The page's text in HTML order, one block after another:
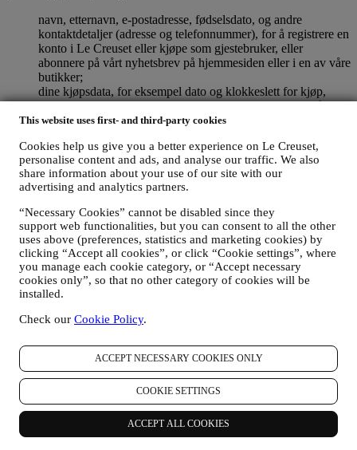
This website uses first- and third-party cookies
Cookies help us give you a better experience on Le Creuset,
personalise content and ads, and analyse our traffic. We also
share information about your use of our site with our
advertising and analytics partners.
“Necessary Cookies” cannot be disabled since they
support web functionalities, but you can consent to all the other
uses above (preferences, statistics and marketing cookies) by
clicking “Accept all cookies”, or click “Cookie settings”, where
you manage each cookie category, or “Accept necessary
cookies only”, so that no other category of cookies will be
installed.
Check our Cookie Policy.
ACCEPT NECESSARY COOKIES ONLY
COOKIE SETTINGS
ACCEPT ALL COOKIES
navn, etternavn, e-postadresse, fødselsdato, og andre
kontaktdetaljer (adresse og telefonnummer), for å registrere en
konto i Le Creuset eller kjøpe som gjestebruker, eller
abonnere på vårt nyhetsbrev på hjemmesiden eller i en av våre
butikker;
dine kjøpsdata, for eksempel dato og klokkeslett for kjøp,
leveringsdata, produkt- og betalingsdata og detaljer, for å
forvalte dine bestillinger;
identifikatorer - så som din IP-adresse, nettleserversjon,
operativsystem, lengde på besøk, tilbakevendende bruker,
geografisk opprinnelse), innsamlet under dine besøk på
nettstedet (enten du er registrert bruker eller ikke), ved å bruke
logger og/eller sporingsteknikker så som
«informasjonskapsler» (for informasjon om datainnsamling
gjennom informasjonskapsler, vennligst se våreRetningslinjer
for informasjonskapsler) for å forbedre våre tjenester og
annonser, eller for vår statistiske analyse - i de fleste tilfeller
vil vi ikke være i stand til å identifisere deg fra disse
opplysningene.
samhandlinger med oss (for eksempel dine meldinger, chats,
Personopplysningene som samles inn fra deg når du bruker
nettstedet eller ellers oppgir personlig identifiserende opplysninger er
dermed beskyttet og personvernrettighetene dine blir forklart i punkt
H) nedenfor.
2. Hvem samler inn dine opplysninger?
Den dataansvarlige for de e-handelstjenester som tilbys gjennom